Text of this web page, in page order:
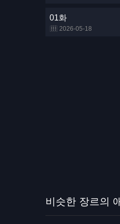
01화
2026-05-18
비슷한 장르의